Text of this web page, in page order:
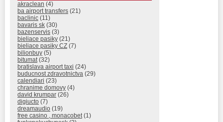
akraclean (4)
ba airport transfers (21)
baclinic (11)
bavaris sk (30)
bazenservis (3)
bieliace pasiky (21)
bieliace pasiky CZ (7)
bilionbuy (5)
bitumat(32)
bratislava airport taxi (24)
buducnost zdravotnictva (29)
calendiari (23)
chranime domovy (4)
david krumpar (26)
digiucto (7)
dreamaudio (19)
free casino , monacobet(1)